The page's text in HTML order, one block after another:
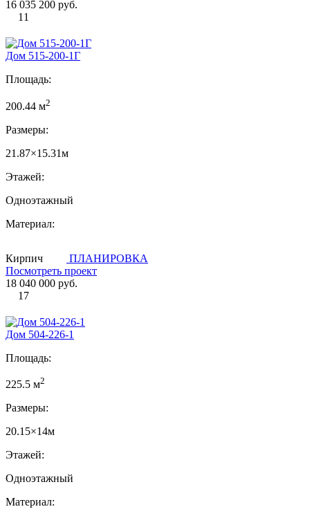
16 035 200 руб.
11
Дом 515-200-1Г
Площадь:
200.44 м2
Размеры:
21.87×15.31м
Этажей:
Одноэтажный
Материал:
Кирпич
ПЛАНИРОВКА
Посмотреть проект
18 040 000 руб.
17
Дом 504-226-1
Площадь:
225.5 м2
Размеры:
20.15×14м
Этажей:
Одноэтажный
Материал: